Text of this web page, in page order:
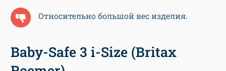
Относительно большой вес изделия.
Baby-Safe 3 i-Size (Britax